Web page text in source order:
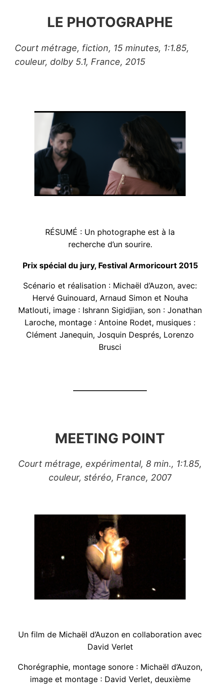
LE PHOTOGRAPHE
Court métrage, fiction, 15 minutes, 1:1.85,
couleur, dolby 5.1, France, 2015
RÉSUMÉ : Un photographe est à la
recherche d’un sourire.
Prix spécial du jury, Festival Armoricourt 2015
Scénario et réalisation : Michaël d’Auzon, avec:
Hervé Guinouard, Arnaud Simon et Nouha
Matlouti, image : Ishrann Sigidjian, son : Jonathan
Laroche, montage : Antoine Rodet, musiques :
Clément Janequin, Josquin Després, Lorenzo
Brusci
MEETING POINT
Court métrage, expérimental, 8 min., 1:1.85,
couleur, stéréo, France, 2007
Un film de Michaël d’Auzon en collaboration avec
David Verlet
Chorégraphie, montage sonore : Michaël d’Auzon,
image et montage : David Verlet, deuxième